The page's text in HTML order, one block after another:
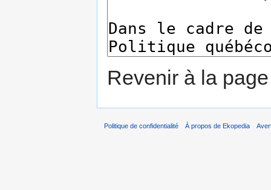
Revenir à la
Politique de confidentialité À propos de Ekopedia